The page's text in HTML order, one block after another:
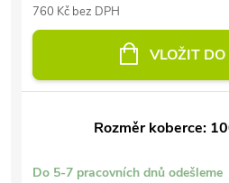
760 Kč bez DPH
VLOŽIT
Rozměr koberce:
Do 5-7 pracovních dnů odešleme